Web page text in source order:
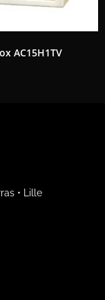
AC15H1TV
• Lille